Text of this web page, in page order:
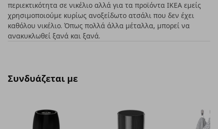
περιεκτικότητα σε νικέλιο αλλά για τα προϊόντα ΙΚΕΑ εμείς
χρησιμοποιούμε κυρίως ανοξείδωτο ατσάλι που δεν έχει
καθόλου νικέλιο. Όπως πολλά άλλα μέταλλα, μπορεί να
ανακυκλωθεί ξανά και ξανά.
Συνδυάζεται με